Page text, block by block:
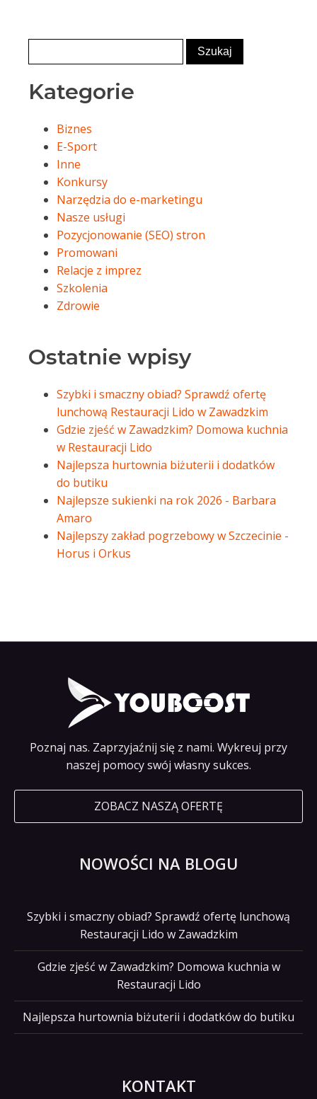
Kategorie
Biznes
E-Sport
Inne
Konkursy
Narzędzia do e-marketingu
Nasze usługi
Pozycjonowanie (SEO) stron
Promowani
Relacje z imprez
Szkolenia
Zdrowie
Ostatnie wpisy
Szybki i smaczny obiad? Sprawdź ofertę
lunchową Restauracji Lido w Zawadzkim
Gdzie zjeść w Zawadzkim? Domowa kuchnia
w Restauracji Lido
Najlepsza hurtownia biżuterii i dodatków
do butiku
Najlepsze sukienki na rok 2026 - Barbara
Amaro
Najlepszy zakład pogrzebowy w Szczecinie -
Horus i Orkus
Poznaj nas. Zaprzyjaźnij się z nami. Wykreuj przy
naszej pomocy swój własny sukces.
ZOBACZ NASZĄ OFERTĘ
NOWOŚCI NA BLOGU
Szybki i smaczny obiad? Sprawdź ofertę lunchową
Restauracji Lido w Zawadzkim
Gdzie zjeść w Zawadzkim? Domowa kuchnia w
Restauracji Lido
Najlepsza hurtownia biżuterii i dodatków do butiku
KONTAKT